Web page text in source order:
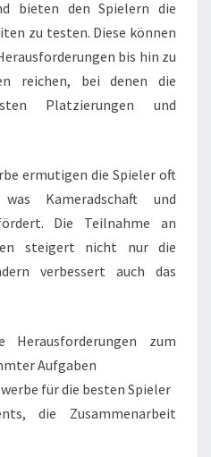
bieten den Spielern die
zu testen. Diese können
bis hin zu
reichen, bei denen die
Platzierungen und
ermutigen die Spieler oft
Kameradschaft und
Die Teilnahme an
steigert nicht nur die
verbessert auch das
Herausforderungen zum
Aufgaben
für die besten Spieler
die Zusammenarbeit